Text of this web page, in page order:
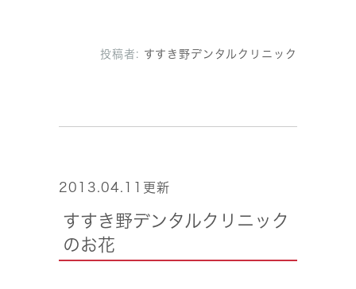
投稿者: すすき野デンタルクリニック
2013.04.11更新
すすき野デンタルクリニック
のお花